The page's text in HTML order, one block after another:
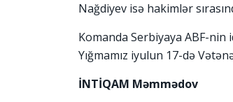
Nağdiyev isə hakimlər
Komanda Serbiyaya ABF-
Yığmamız iyulun 17-də
İNTİQAM Məmmədov